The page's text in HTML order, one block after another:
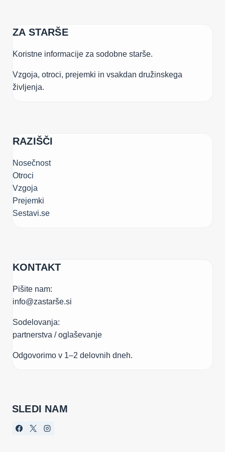
ZA STARŠE
Koristne informacije za sodobne starše.
Vzgoja, otroci, prejemki in vsakdan družinskega
življenja.
RAZIŠČI
Nosečnost
Otroci
Vzgoja
Prejemki
Sestavi.se
KONTAKT
Pišite nam:
info@zastarše.si
Sodelovanja:
partnerstva / oglaševanje
Odgovorimo v 1–2 delovnih dneh.
SLEDI NAM